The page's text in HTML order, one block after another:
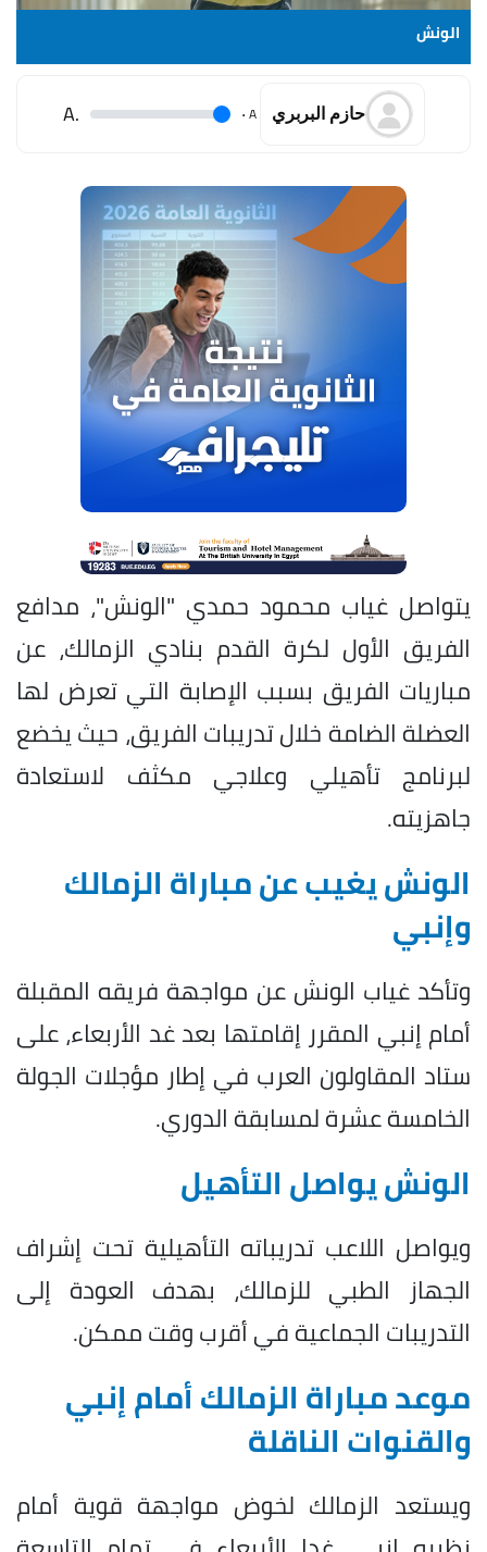
الونش
حازم البربري A
.
.A
يتواصل غياب محمود حمدي "الونش"، مدافع
الفريق الأول لكرة القدم بنادي الزمالك، عن
مباريات الفريق بسبب الإصابة التي تعرض لها
العضلة الضامة خلال تدريبات الفريق، حيث يخضع
لبرنامج تأهيلي وعلاجي مكثف لاستعادة
جاهزيته.
الونش يغيب عن مباراة الزمالك
وإنبي
وتأكد غياب الونش عن مواجهة فريقه المقبلة
أمام إنبي المقرر إقامتها بعد غد الأربعاء، على
ستاد المقاولون العرب في إطار مؤجلات الجولة
الخامسة عشرة لمسابقة الدوري.
الونش يواصل التأهيل
ويواصل اللاعب تدريباته التأهيلية تحت إشراف
الجهاز الطبي للزمالك، بهدف العودة إلى
التدريبات الجماعية في أقرب وقت ممكن.
موعد مباراة الزمالك أمام إنبي
والقنوات الناقلة
ويستعد الزمالك لخوض مواجهة قوية أمام